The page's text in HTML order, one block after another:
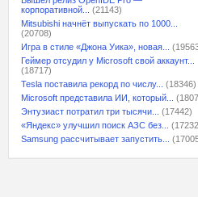
корпоративной...
(21143)
Mitsubishi начнёт выпускать по 1000...
(20708)
Игра в стиле «Джона Уика», новая...
Геймер отсудил у Microsoft свой аккаунт...
(18717)
Tesla поставила рекорд по числу...
(18346)
Microsoft представила ИИ, который...
Энтузиаст потратил три тысячи...
(17442)
«Яндекс» улучшил поиск АЗС без...
Samsung рассчитывает запустить...